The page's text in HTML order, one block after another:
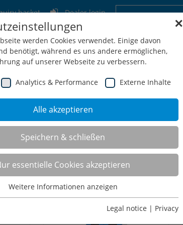
Dealer login
basket
Switzerland
+ Inquiry Shop
visible doors
✕
werden Cookies verwendet. Einige davon
benötigt, während es uns andere ermöglichen,
auf unserer Webseite zu verbessern.
Analytics & Performance Externe Inhalte
Alle akzeptieren
Speichern & schließen
essentielle Cookies akzeptieren
werden für grundlegende Funktionen der
Weitere Informationen anzeigen
Legal notice | Privacy